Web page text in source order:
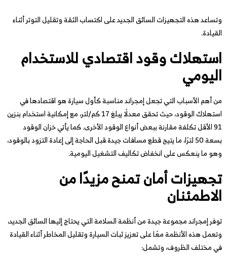
وتساعد هذه التجهيزات السائق الجديد على اكتساب الثقة وتقليل التوتر أثناء
القيادة.
استهلاك وقود اقتصادي للاستخدام
اليومي
من أهم الأسباب التي تجعل إمجراند مناسبة كأول سيارة هو اقتصادها في
استهلاك الوقود، حيث تحقق معدلًا يبلغ 17 كم/لتر، مع إمكانية استخدام بنزين
91 الأقل تكلفة مقارنة ببعض أنواع الوقود الأخرى. كما يأتي خزان الوقود
بسعة 50 لترًا، ما يتيح قطع مسافات جيدة قبل الحاجة إلى إعادة التزود بالوقود،
وهو ما ينعكس على انخفاض تكاليف التشغيل اليومية.
تجهيزات أمان تمنح مزيدًا من
الاطمئنان
توفر إمجراند مجموعة جيدة من أنظمة السلامة التي يحتاج إليها السائق الجديد،
وتعمل هذه الأنظمة معًا على تعزيز ثبات السيارة وتقليل المخاطر أثناء القيادة
في مختلف الظروف، وتشمل: